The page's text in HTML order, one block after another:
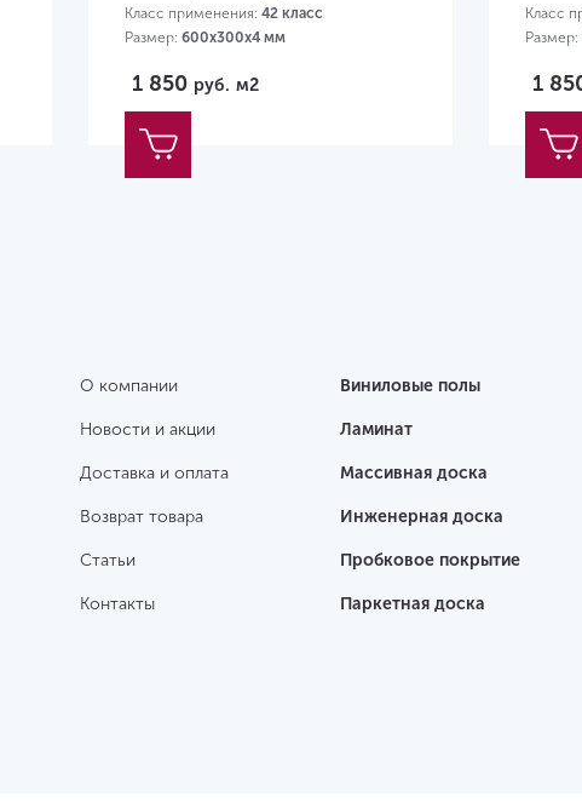
Класс применения: 42 класс
Размер: 600х300х4 мм
1 850 руб. м2
Класс
Размер:
1
О компании
Новости и акции
Доставка и оплата
Возврат товара
Статьи
Контакты
Виниловые полы
Ламинат
Массивная доска
Инженерная доска
Пробковое покрытие
Паркетная доска